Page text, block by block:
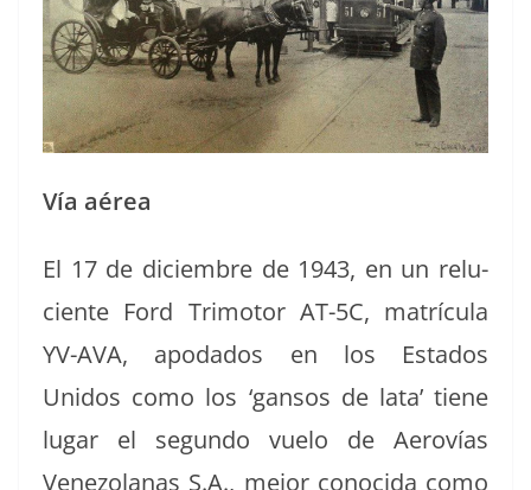
Vía aérea
El 17 de diciem­bre de 1943, en un relu­
ciente Ford Tri­mo­tor AT-5C, matrícu­la
YV-AVA, apo­da­dos en los Esta­dos
Unidos como los ‘gan­sos de lata’ tiene
lugar el segun­do vue­lo de Aerovías
Vene­zolanas S.A., mejor cono­ci­da como